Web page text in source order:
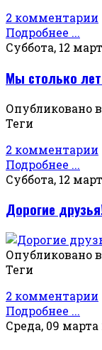
2 комментарии
Подробнее ...
Суббота, 12
Мы столько
Опубликовано в
Теги
2 комментарии
Подробнее ...
Суббота, 12
Дорогие
Опубликовано в
Теги
2 комментарии
Подробнее ...
Среда, 09 марта